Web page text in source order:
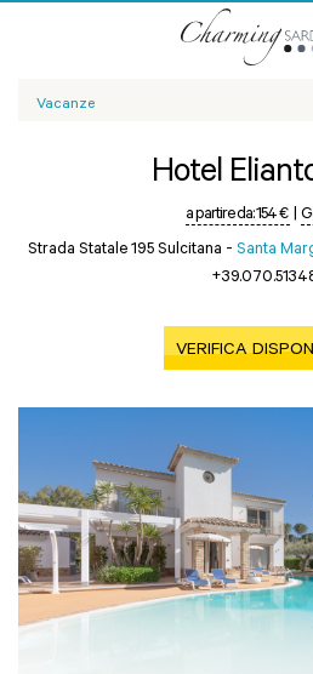
Vacanze
Hotel
a partire da:154 € |
Strada Statale 195 Sulcitana - Santa
VERIFICA